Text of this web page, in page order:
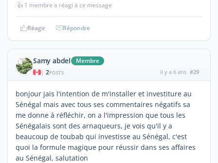
👍 1 membre a réagi à ce message
Réagir Répondre
Samy abdel Membre
| 2POSTS il y a 6 ans #29
bonjour jais l'intention de m'installer et investiture au
Sénégal mais avec tous ses commentaires négatifs sa
me donne à réfléchir, on a l'impression que tous les
Sénégalais sont des arnaqueurs, je vois qu'il y a
beaucoup de toubab qui investisse au Sénégal, c'est
quoi la formule magique pour réussir dans ses affaires
au Sénégal, salutation